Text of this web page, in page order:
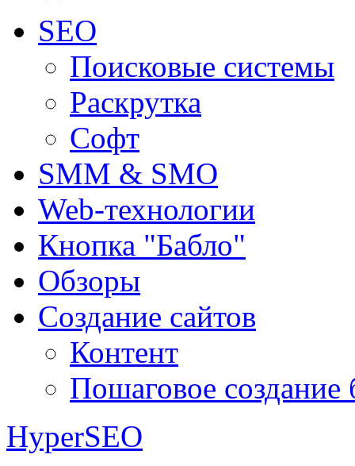
SEO
Поисковые системы
Раскрутка
Софт
SMM & SMO
Web-технологии
Кнопка "Бабло"
Обзоры
Создание сайтов
Контент
Пошаговое создание
HyperSEO